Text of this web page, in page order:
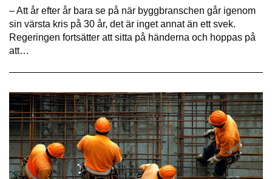
– Att år efter år bara se på när byggbranschen går igenom
sin värsta kris på 30 år, det är inget annat än ett svek.
Regeringen fortsätter att sitta på händerna och hoppas på
att…